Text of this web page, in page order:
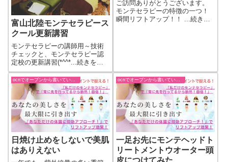
富山北陸モンテセラピース
クール更新講習
モンテセラピーの講師用～技術
チェックと、モンテセラピー認
定校の更新講習(*^^*...続きをも
っと見る
ご訪問ありがとうございます。
モンテセラピーの特徴の一つ！
瞬間リフトアップ！！ ...続きを
日焼け止めをしないで美肌
はありえない
ocnでオープンから書いていた過去ブログ
一足お先にモンテヘッドト
リートメントウオーター頭